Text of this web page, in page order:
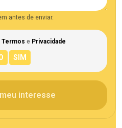
antes de enviar.
Termos e Privacidade
interesse